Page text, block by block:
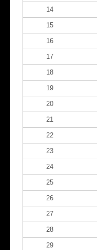
14
15
16
17
18
19
20
21
22
23
24
25
26
27
28
29